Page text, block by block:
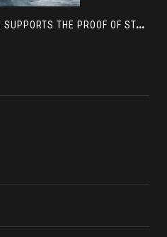
E
THEREUM MERGE: OPENSEA SUPPORTS THE PROOF OF STAKE BLOCKCHAIN